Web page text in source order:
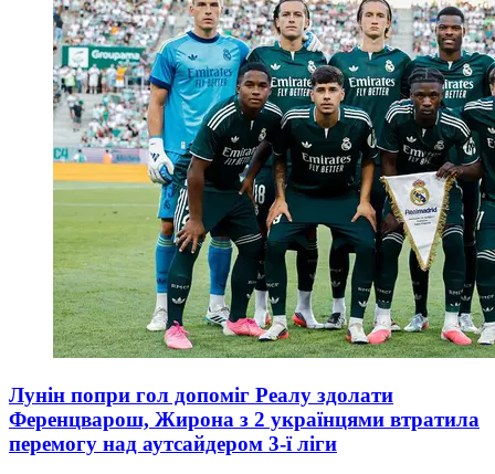
Лунін попри гол допоміг Реалу здолати
Ференцварош, Жирона з 2 українцями втратила
перемогу над аутсайдером 3-ї ліги